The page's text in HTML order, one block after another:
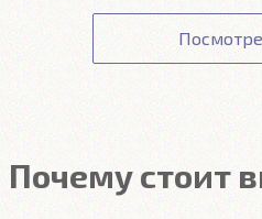
оформлении заказа.
Получение товара.
Гарантия на
сотрудники доступа не
Почему стоит